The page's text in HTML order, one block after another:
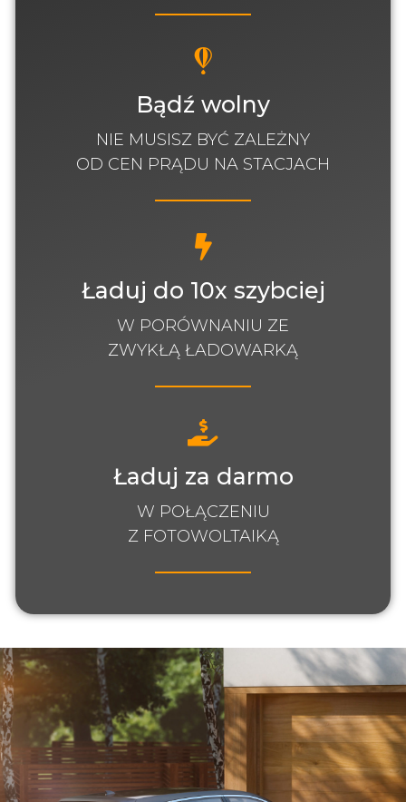
Bądź wolny
NIE MUSISZ BYĆ ZALEŻNY
OD CEN PRĄDU NA STACJACH
Ładuj do 10x szybciej
W PORÓWNANIU ZE
ZWYKŁĄ ŁADOWARKĄ
Ładuj za darmo
W POŁĄCZENIU
Z FOTOWOLTAIKĄ